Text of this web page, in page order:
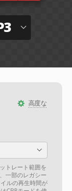
高度な
トレート範囲を
一部のレガシー
ルの再生時間が